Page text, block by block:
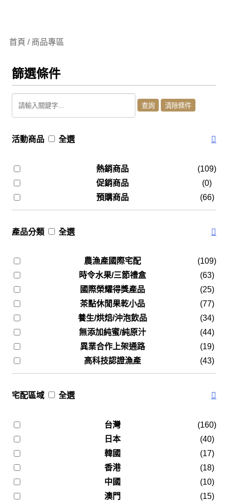
首頁 / 商品專區
篩選條件
活動商品 全選
熱銷商品
(109)
促銷商品
(0)
預購商品
(66)
產品分類 全選
農漁產國際宅配
(109)
時令水果/三節禮盒
(63)
國際榮耀得獎產品
(25)
茶點休閒果乾小品
(77)
養生/烘焙/沖泡飲品
(34)
無添加純蜜/純原汁
(44)
異業合作上架通路
(19)
高科技認證漁產
(43)
宅配區域 全選
台灣
(160)
日本
(40)
韓國
(17)
香港
(18)
中國
(10)
澳門
(15)